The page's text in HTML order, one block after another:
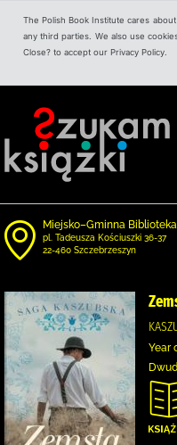
The Polish Book Institute cares
any third parties. We also use
Close? to accept our Privacy Policy.
Miejsko–Gminna
pl. Tadeusza Kościuszki 36-37
22-460 Szczebrzeszyn
Year